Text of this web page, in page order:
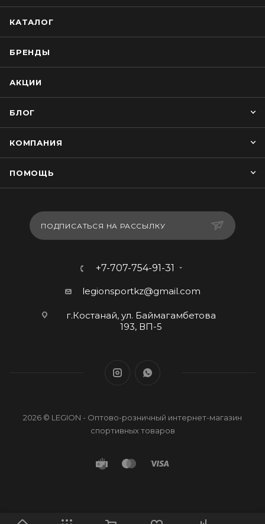
КАТАЛОГ
БРЕНДЫ
АКЦИИ
БЛОГ
КОМПАНИЯ
ПОМОЩЬ
ПОДПИСАТЬСЯ НА РАССЫЛКУ
+7-707-754-91-31
legionsportkz@gmail.com
г.Костанай, ул. Баймагамбетова
193, ВП-5
2026 © LEGION - Оптово-розничный интернет-магазин
спортивных товаров